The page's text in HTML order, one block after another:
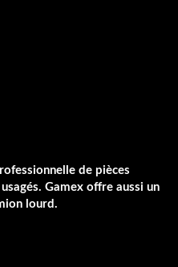
de pièces
Gamex offre aussi un
lourd.